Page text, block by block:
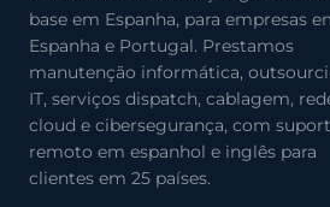
base em Espanha, para empresas
Espanha e Portugal. Prestamos
manutenção informática,
IT, serviços dispatch, cablagem,
cloud e cibersegurança, com
remoto em espanhol e inglês para
clientes em 25 países.